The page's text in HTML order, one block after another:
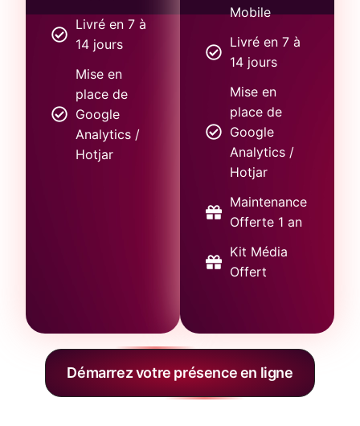
Livré en 7 à
14 jours
Mise en
place de
Google
Analytics /
Hotjar
Mobile
Livré en 7 à
14 jours
Mise en
place de
Google
Analytics /
Hotjar
Maintenance
Offerte 1 an
Kit Média
Offert
Démarrez votre présence en ligne